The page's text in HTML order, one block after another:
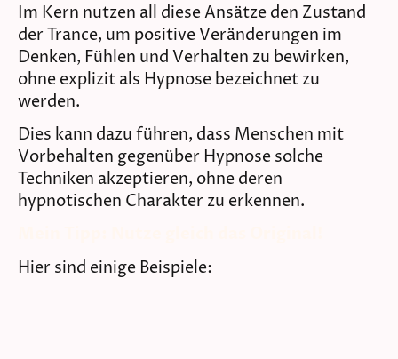
Im Kern nutzen all diese Ansätze den Zustand
der Trance, um positive Veränderungen im
Denken, Fühlen und Verhalten zu bewirken,
ohne explizit als Hypnose bezeichnet zu
werden.
Dies kann dazu führen, dass Menschen mit
Vorbehalten gegenüber Hypnose solche
Techniken akzeptieren, ohne deren
hypnotischen Charakter zu erkennen.
Hier sind einige Beispiele: